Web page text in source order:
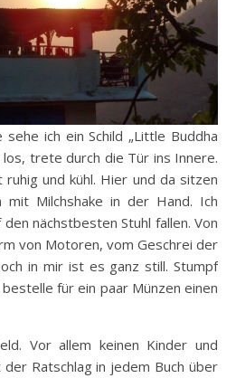
ich ein Schild „Little Buddha
los, trete durch die Tür ins Innere.
und kühl. Hier und da sitzen
mit Milchshake in der Hand. Ich
nächstbesten Stuhl fallen. Von
von Motoren, vom Geschrei der
in mir ist es ganz still. Stumpf
für ein paar Münzen einen
Vor allem keinen Kinder und
Ratschlag in jedem Buch über